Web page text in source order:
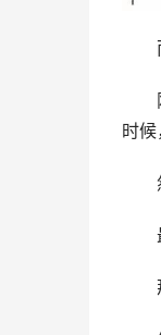
而
刚
时
然
最
那